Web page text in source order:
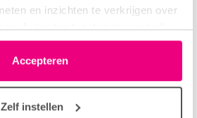
en inzichten te verkrijgen over
Je kunt je toestemming op elk
via het cookie-icoontje
De lijst met partners is te vinden
Accepteren
Zelf instellen
dat helpt om
te verminderen. Het ontspant de
door stimuleren van de beta2